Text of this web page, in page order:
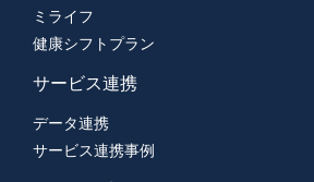
ミライフ
健康シフトプラン
サービス連携
データ連携
サービス連携事例